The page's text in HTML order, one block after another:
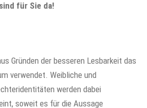
für Sie da!
Gründen der besseren Lesbarkeit das
verwendet. Weibliche und
werden dabei
soweit es für die Aussage